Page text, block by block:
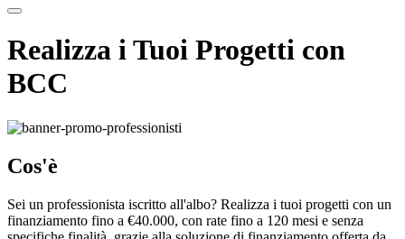
Realizza i Tuoi Progetti con
BCC
Cos'è
Sei un professionista iscritto all'albo? Realizza i tuoi progetti con un
finanziamento fino a €40.000, con rate fino a 120 mesi e senza